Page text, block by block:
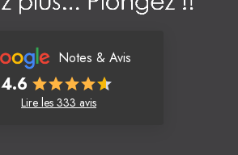
Notes & Avis
4.6
Lire les 333 avis